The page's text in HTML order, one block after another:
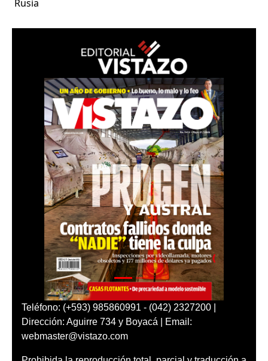
Rusia
Teléfono: (+593) 985860991 - (042) 2327200 |
Dirección: Aguirre 734 y Boyacá | Email:
webmaster@vistazo.com